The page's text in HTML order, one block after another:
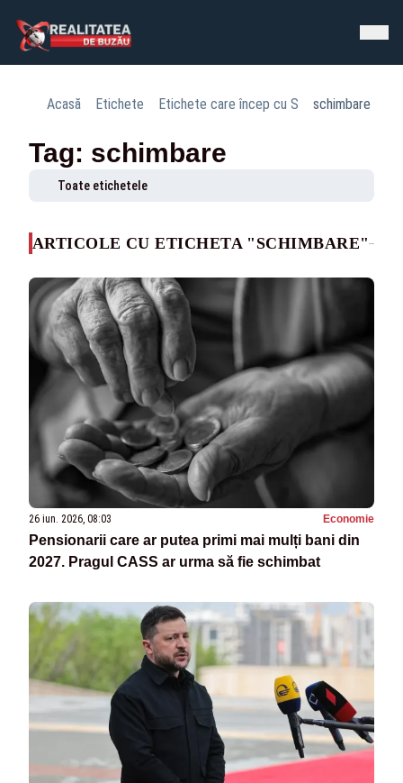
Acasă Etichete Etichete care încep cu S schimbare
Tag: schimbare
Toate etichetele
ARTICOLE CU ETICHETA "SCHIMBARE"
26 iun. 2026, 08:03 Economie
Pensionarii care ar putea primi mai mulți bani din
2027. Pragul CASS ar urma să fie schimbat